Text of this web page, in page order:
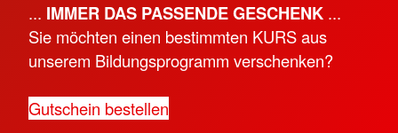
... IMMER DAS PASSENDE GESCHENK ...
Sie möchten einen bestimmten KURS aus
unserem Bildungsprogramm verschenken?
Gutschein bestellen